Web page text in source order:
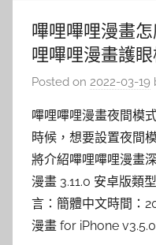
嗶哩嗶哩漫畫
哩嗶哩漫畫護
Posted on 2022-03-19
嗶哩嗶哩漫畫夜間模
時候，想要設置夜間
將介紹嗶哩嗶哩漫畫
漫畫 3.11.0 安卓版類
言：簡體中文時間：
漫畫 for iPhone